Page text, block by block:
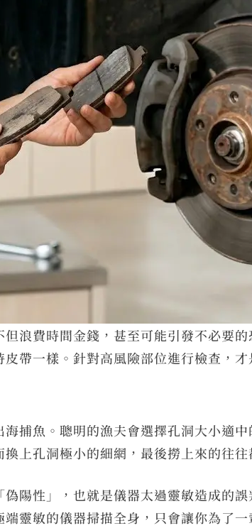
浪費時間金錢，甚至可能引發不必要
帶一樣。針對高風險部位進行檢查，
捕魚。聰明的漁夫會選擇孔洞大小適
上孔洞極小的細網，最後撈上來的往往
陽性」，也就是儀器太過靈敏造成的
靈敏的儀器掃描全身，只會讓你為了